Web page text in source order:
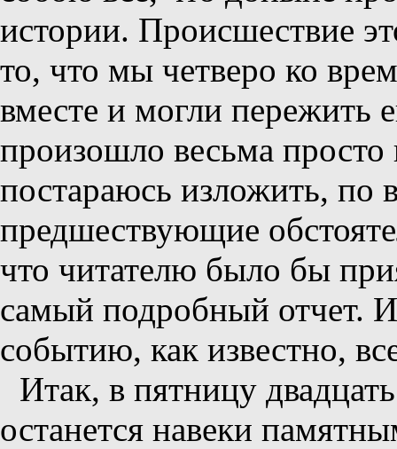
истории. Происшествие
то, что мы четверо ко
вместе и могли пережить
произошло весьма
постараюсь изложить, по
предшествующие
что читателю было бы
самый подробный отчет.
событию, как известно,
Итак, в пятницу
останется навеки